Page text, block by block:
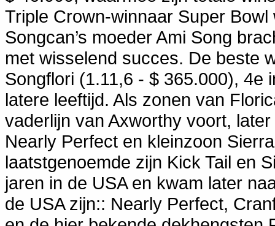
Triple Crown-winnaar Super Bowl
Songcan’s moeder Ami Song
met wisselend succes. De beste
Songflori (1.11,6 - $ 365.000), 4e
latere leeftijd. Als zonen van
vaderlijn van Axworthy voort,
Nearly Perfect en kleinzoon
laatstgenoemde zijn Kick Tail en
jaren in de USA en kwam later
de USA zijn:: Nearly Perfect,